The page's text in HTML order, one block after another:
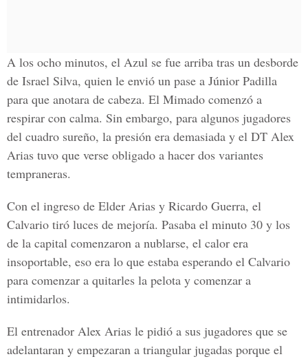
A los ocho minutos, el Azul se fue arriba tras un desborde
de Israel Silva, quien le envió un pase a Júnior Padilla
para que anotara de cabeza. El Mimado comenzó a
respirar con calma. Sin embargo, para algunos jugadores
del cuadro sureño, la presión era demasiada y el DT Alex
Arias tuvo que verse obligado a hacer dos variantes
tempraneras.
Con el ingreso de Elder Arias y Ricardo Guerra, el
Calvario tiró luces de mejoría. Pasaba el minuto 30 y los
de la capital comenzaron a nublarse, el calor era
insoportable, eso era lo que estaba esperando el Calvario
para comenzar a quitarles la pelota y comenzar a
intimidarlos.
El entrenador Alex Arias le pidió a sus jugadores que se
adelantaran y empezaran a triangular jugadas porque el